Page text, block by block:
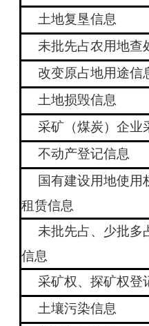
土地复垦信息
未批先占农用地查
改变原占地用途信
土地损毁信息
采矿（煤炭）企业
不动产登记信息
国有建设用地使用
租赁信息
未批先占、少批多
信息
采矿权、探矿权登
土壤污染信息